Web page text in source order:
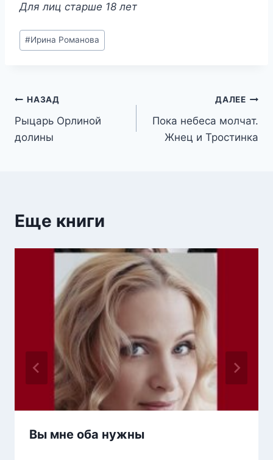
Для лиц старше 18 лет
Метки
записи:
#Ирина Романова
Навигация
по
НАЗАД
Рыцарь Орлиной
долины
ДАЛЕЕ
Пока небеса молчат.
Жнец и Тростинка
Еще книги
Вы мне оба нужны